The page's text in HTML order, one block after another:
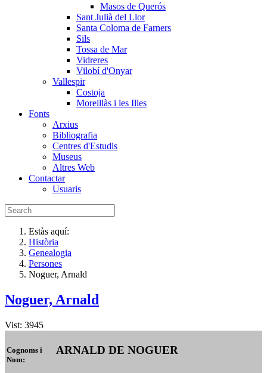
Masos de Querós
Sant Julià del Llor
Santa Coloma de Farners
Sils
Tossa de Mar
Vidreres
Vilobí d'Onyar
Vallespir
Costoja
Moreillàs i les Illes
Fonts
Arxius
Bibliografia
Centres d'Estudis
Museus
Altres Web
Contactar
Usuaris
Estàs aquí:
Història
Genealogia
Persones
Noguer, Arnald
Noguer, Arnald
Vist: 3945
Cognoms i
Nom:
ARNALD DE NOGUER